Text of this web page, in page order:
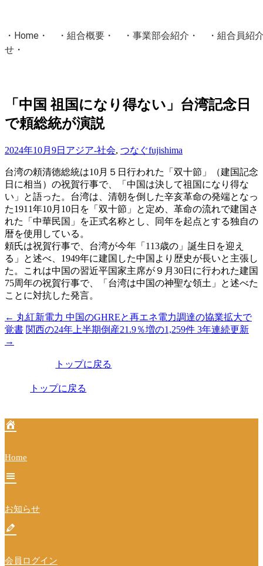
・ Home ・ ・ 組合概要 ・ ・ 事業部会紹介 ・ ・ 組合員紹
せ ・
国土交通省・経済産業省・農林水産省・厚生労働省 認可
「中国 祖国になり得ない」台湾記念日
で頼総統が演説
2024年10月9日 アジア-社会, つなぐfujishima
台湾の頼清徳総統は10月５日行われた「双十節」（建国記念
日に相当）の祝賀行事で、「中国は決して祖国になり得な
い」と語った。台湾は、清朝を倒した辛亥革命の発端となっ
た1911年10月10日を「双十節」と定め、革命の流れで建国さ
れた「中華民国」を正式名称とし、同年を起点とする独自の
暦を使用している。
頼氏は祝賀行事で、台湾が今年「113歳の」誕生日を迎え
る」と述べ、1949年に建国した中国より歴史が長いと主張し
た。これは中国の習近平国家主席が９月30日に行われた建国
75周年の祝賀行事で、「台湾は中国の神聖な領土」と述べた
ことに対抗した発言。
投
稿
シ
ョ
ン
← 丸紅新電力 中国のGHREと再エネ電力調達の協業拡大で
覚書 関西の24年上半期倒産21.9％増の1,259件 3年連続更新
→
トップに戻る
トップに戻る
Home
お知らせ
会員ログイン